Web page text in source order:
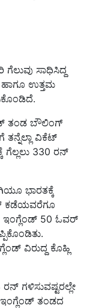
ಸಾಧಿಸಿದ್ದ
ಉತ್ತಮ‌
ತಂಡ ಬೌಲಿಂಗ್
ವಿಕೆಟ್
ಗೆಲ್ಲಲು 330 ರನ್
ಭಾರತಕ್ಕೆ
ಕಡೆಯವರೆಗೂ
50 ಓವರ್
ವಿರುದ್ದ ಕೊಹ್ಲಿ
ಗಳಿಸುವಷ್ಟರಲ್ಲೇ
ಇಂಗ್ಲೆಂಡ್ ತಂಡದ